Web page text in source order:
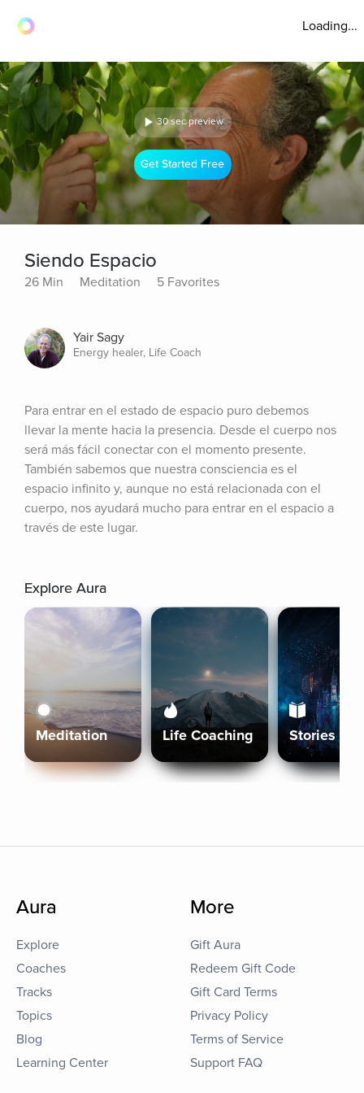
Loading...
30 sec preview
Get Started Free
Siendo Espacio
26 Min Meditation 5 Favorites
Yair Sagy
Energy healer, Life Coach
Para entrar en el estado de espacio puro debemos
llevar la mente hacia la presencia. Desde el cuerpo nos
será más fácil conectar con el momento presente.
También sabemos que nuestra consciencia es el
espacio infinito y, aunque no está relacionada con el
cuerpo, nos ayudará mucho para entrar en el espacio a
través de este lugar.
Explore Aura
Meditation Life Coaching Stories
Aura
Explore
Coaches
Tracks
Topics
Blog
Learning Center
More
Gift Aura
Redeem Gift Code
Gift Card Terms
Privacy Policy
Terms of Service
Support FAQ